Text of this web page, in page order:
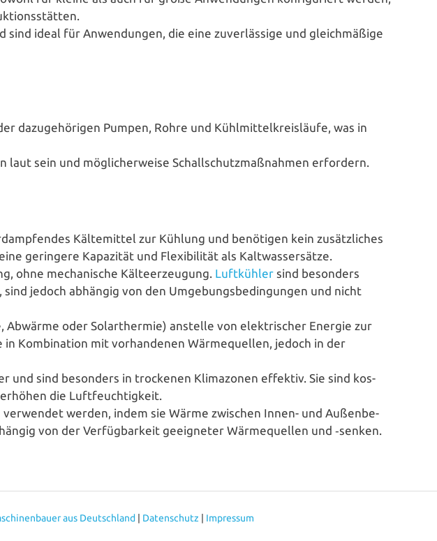
ideal für Anwen­dun­gen, die eine zuver­läs­si­ge und gleich­mä­ßi­ge
dazu­ge­hö­ri­gen Pumpen, Rohre und Kühl­mit­tel­kreis­läu­fe, was in
sein und mög­li­cher­wei­se Schall­schutz­maß­nah­men erfordern.
Käl­te­mit­tel zur Kühlung und benötigen kein zusätz­li­ches
geringere Kapazität und Fle­xi­bi­li­tät als Kaltwassersätze.
ohne mecha­ni­sche Käl­te­er­zeu­gung. Luft­küh­ler sind besonders
jedoch abhängig von den Umge­bungs­be­din­gun­gen und nicht
Abwärme oder Solar­ther­mie) anstelle von elek­tri­scher Energie zur
Kom­bi­na­ti­on mit vor­han­de­nen Wär­me­quel­len, jedoch in der
und sind besonders in trockenen Kli­ma­zo­nen effektiv. Sie sind kos­
die Luftfeuchtigkeit.
verwendet werden, indem sie Wärme zwischen Innen- und Außen­be­
von der Ver­füg­bar­keit geeig­ne­ter Wär­me­quel­len und ‑senken.
aus Deutschland Datenschutz Impressum